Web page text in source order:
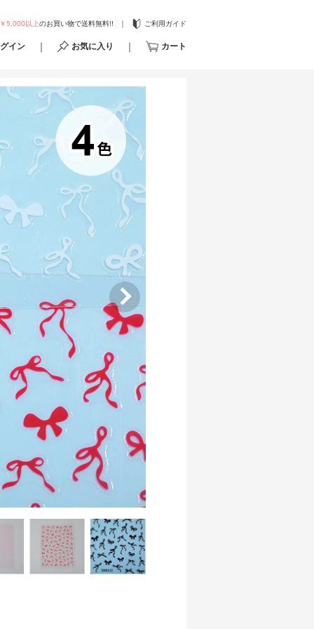
￥5,000以上のお買い物で送料無料!! ご利用ガイド
イン お気に入り カート